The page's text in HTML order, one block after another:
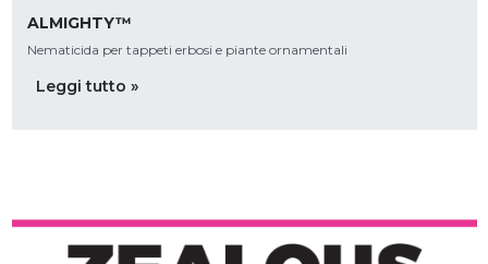
ALMIGHTY™
Nematicida per tappeti erbosi e piante ornamentali
Leggi tutto »